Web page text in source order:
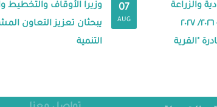
والزراعة
واستصلاح الأراضي تبحثان خطة ٢٠٢٦/ ٢٠٢٧
"القرية
07
AUG
وزيرا الأوقاف والتخطيط
يبحثان تعزيز التعاون
التنمية